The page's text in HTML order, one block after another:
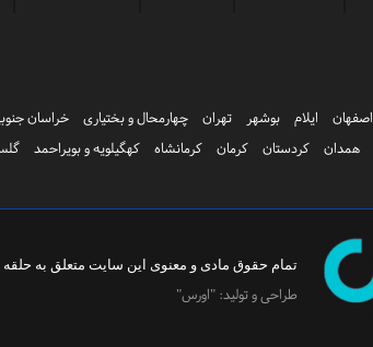
اصفهان ایلام بوشهر تهران چهارمحال و بختیاری خراسان
همدان کردستان کرمان کرمانشاه کهگیلویه و بویراحمد
تمام حقوق مادی و معنوی این سایت متعلق به
طراحی و تولید: "اورس"